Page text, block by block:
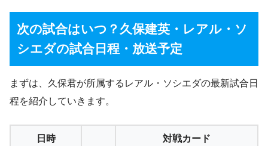
次の試合はいつ？久保建英・レアル・ソ
シエダの試合日程・放送予定
まずは、久保君が所属するレアル・ソシエダの最新試合日
程を紹介していきます。
日時 対戦カード